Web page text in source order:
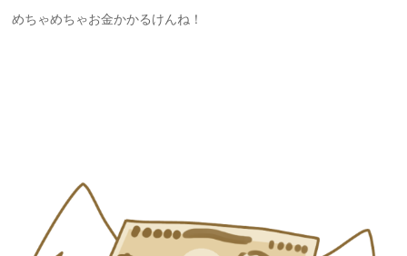
めちゃめちゃお金かかるけんね！